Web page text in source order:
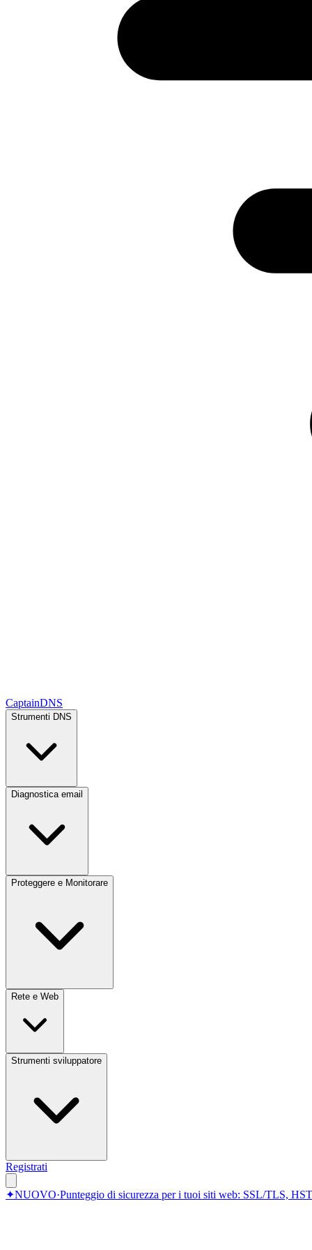
CaptainDNS
Strumenti DNS
Diagnostica email
Proteggere e Monitorare
Rete e Web
Strumenti sviluppatore
Registrati
✦NUOVO·Punteggio di sicurezza per i tuoi siti web: SSL/TLS,